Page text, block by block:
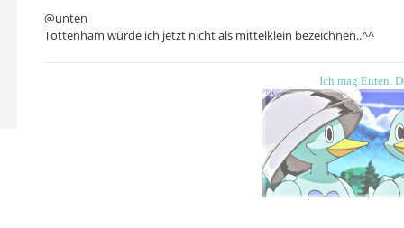
@unten
Tottenham würde ich jetzt nicht als mittelklein bezeichnen..^^
Ich mag Enten.